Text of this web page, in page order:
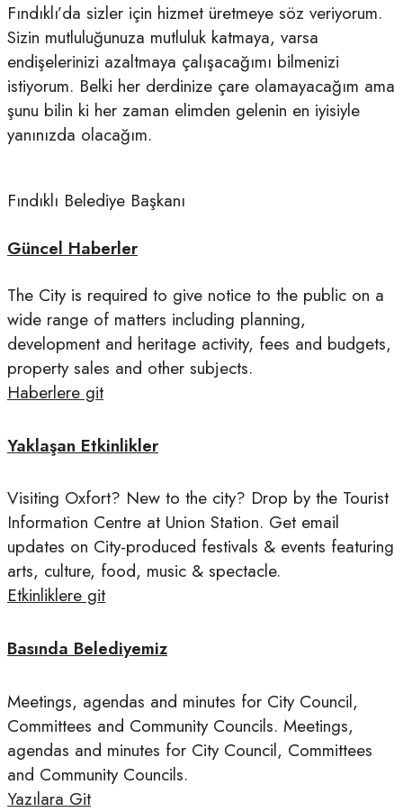
Fındıklı’da sizler için hizmet üretmeye söz veriyorum.
Sizin mutluluğunuza mutluluk katmaya, varsa
endişelerinizi azaltmaya çalışacağımı bilmenizi
istiyorum. Belki her derdinize çare olamayacağım ama
şunu bilin ki her zaman elimden gelenin en iyisiyle
yanınızda olacağım.
Fındıklı Belediye Başkanı
Güncel Haberler
The City is required to give notice to the public on a
wide range of matters including planning,
development and heritage activity, fees and budgets,
property sales and other subjects.
Haberlere git
Yaklaşan Etkinlikler
Visiting Oxfort? New to the city? Drop by the Tourist
Information Centre at Union Station. Get email
updates on City-produced festivals & events featuring
arts, culture, food, music & spectacle.
Etkinliklere git
Basında Belediyemiz
Meetings, agendas and minutes for City Council,
Committees and Community Councils. Meetings,
agendas and minutes for City Council, Committees
and Community Councils.
Yazılara Git